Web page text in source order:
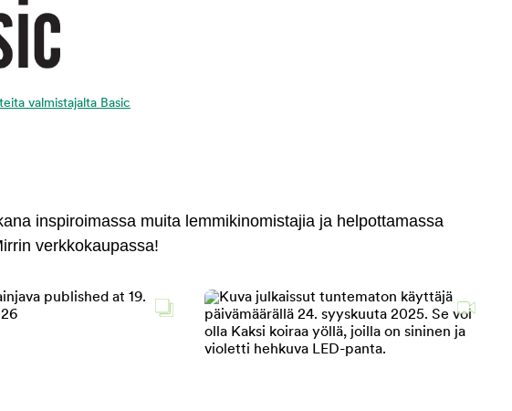
valmistajalta Basic
inspiroimassa muita lemmikinomistajia ja helpottamassa
verkkokaupassa!